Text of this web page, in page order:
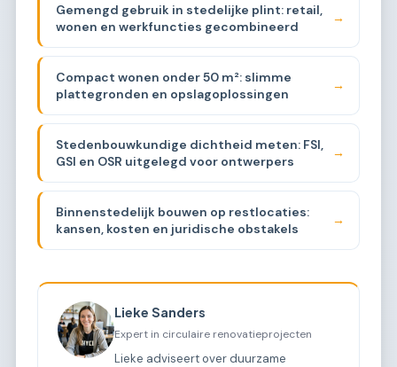
Gemengd gebruik in stedelijke plint: retail,
wonen en werkfuncties gecombineerd
→
Compact wonen onder 50 m²: slimme
plattegronden en opslagoplossingen
→
Stedenbouwkundige dichtheid meten: FSI,
GSI en OSR uitgelegd voor ontwerpers
→
Binnenstedelijk bouwen op restlocaties:
kansen, kosten en juridische obstakels
→
Lieke Sanders
Expert in circulaire renovatieprojecten
Lieke adviseert over duurzame